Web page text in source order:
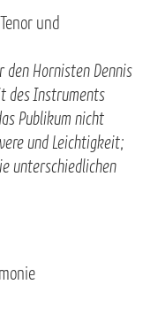
und
Hornisten Dennis
des Instruments
Publikum nicht
und Leichtigkeit;
unterschiedlichen